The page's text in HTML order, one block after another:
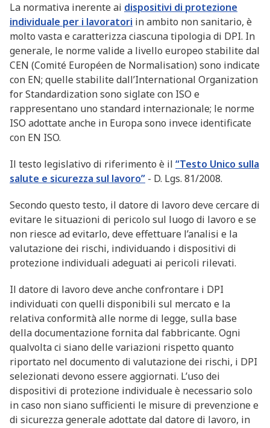
La normativa inerente ai dispositivi di protezione
individuale per i lavoratori in ambito non sanitario, è
molto vasta e caratterizza ciascuna tipologia di DPI. In
generale, le norme valide a livello europeo stabilite dal
CEN (Comité Européen de Normalisation) sono indicate
con EN; quelle stabilite dall’International Organization
for Standardization sono siglate con ISO e
rappresentano uno standard internazionale; le norme
ISO adottate anche in Europa sono invece identificate
con EN ISO.
Il testo legislativo di riferimento è il “Testo Unico sulla
salute e sicurezza sul lavoro” - D. Lgs. 81/2008.
Secondo questo testo, il datore di lavoro deve cercare di
evitare le situazioni di pericolo sul luogo di lavoro e se
non riesce ad evitarlo, deve effettuare l’analisi e la
valutazione dei rischi, individuando i dispositivi di
protezione individuali adeguati ai pericoli rilevati.
Il datore di lavoro deve anche confrontare i DPI
individuati con quelli disponibili sul mercato e la
relativa conformità alle norme di legge, sulla base
della documentazione fornita dal fabbricante. Ogni
qualvolta ci siano delle variazioni rispetto quanto
riportato nel documento di valutazione dei rischi, i DPI
selezionati devono essere aggiornati. L’uso dei
dispositivi di protezione individuale è necessario solo
in caso non siano sufficienti le misure di prevenzione e
di sicurezza generale adottate dal datore di lavoro, in